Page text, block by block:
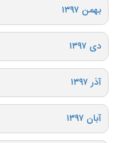
بهمن ۱۳۹۷
دی ۱۳۹۷
آذر ۱۳۹۷
آبان ۱۳۹۷